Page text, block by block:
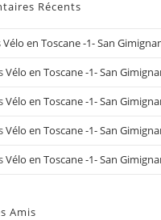
Récents
Vélo en Toscane -1- San
Vélo en Toscane -1- San
Vélo en Toscane -1- San
Vélo en Toscane -1- San
Vélo en Toscane -1- San
Amis